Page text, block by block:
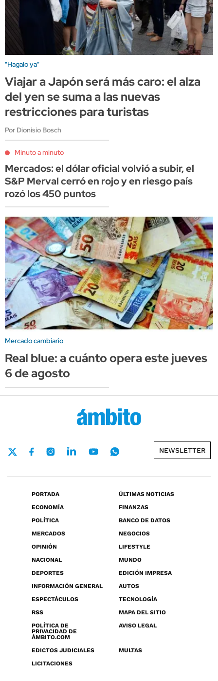
"Hagalo ya"
Viajar a Japón será más caro: el alza
del yen se suma a las nuevas
restricciones para turistas
Por Dionisio Bosch
Minuto a minuto
Mercados: el dólar oficial volvió a subir, el
S&P Merval cerró en rojo y en riesgo país
rozó los 450 puntos
Mercado cambiario
Real blue: a cuánto opera este jueves
6 de agosto
NEWSLETTER
PORTADA
ÚLTIMAS NOTICIAS
ECONOMÍA
FINANZAS
POLÍTICA
BANCO DE DATOS
MERCADOS
NEGOCIOS
OPINIÓN
LIFESTYLE
NACIONAL
MUNDO
DEPORTES
EDICIÓN IMPRESA
INFORMACIÓN GENERAL
AUTOS
ESPECTÁCULOS
TECNOLOGÍA
RSS
MAPA DEL SITIO
POLÍTICA DE
PRIVACIDAD DE
ÁMBITO.COM
AVISO LEGAL
EDICTOS JUDICIALES
MULTAS
LICITACIONES